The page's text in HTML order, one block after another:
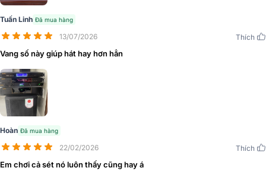
1. Khả Năng Xử Lý Âm Thanh 5.1 Chuyên Nghiệp
Vang số BIK VK-R51 là một
, tức là nó có
khả năng xử lý và xuất ra 5 kênh âm thanh độc lập (Main L/R,
Tuấn Linh Đã mua hàng
13/07/2026 Thích
Vang số này giúp hát hay hơn hẳn
Hoàn Đã mua hàng
22/02/2026 Thích
Em chơi cả sét nó luôn thấy cũng hay á